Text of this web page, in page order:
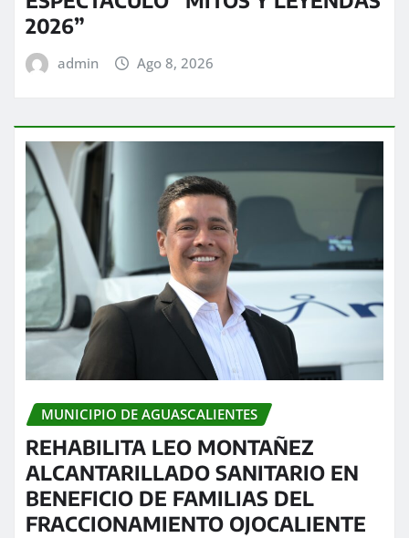
2026”
admin Ago 8, 2026
MUNICIPIO DE AGUASCALIENTES
REHABILITA LEO MONTAÑEZ
ALCANTARILLADO SANITARIO EN
BENEFICIO DE FAMILIAS DEL
FRACCIONAMIENTO OJOCALIENTE